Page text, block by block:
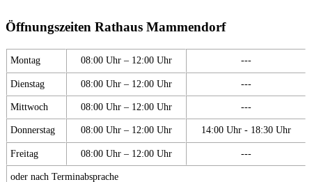
Öffnungszeiten Rathaus Mammendorf
Montag 08:00 Uhr – 12:00 Uhr ---
Dienstag 08:00 Uhr – 12:00 Uhr ---
Mittwoch 08:00 Uhr – 12:00 Uhr ---
Donnerstag 08:00 Uhr – 12:00 Uhr 14:00 Uhr - 18:30 Uhr
Freitag 08:00 Uhr – 12:00 Uhr ---
oder nach Terminabsprache